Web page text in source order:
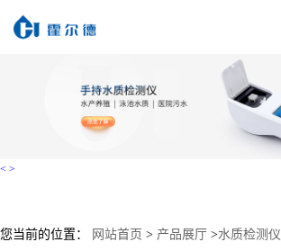
< >
您当前的位置： 网站首页 > 产品展厅 >水质检测仪